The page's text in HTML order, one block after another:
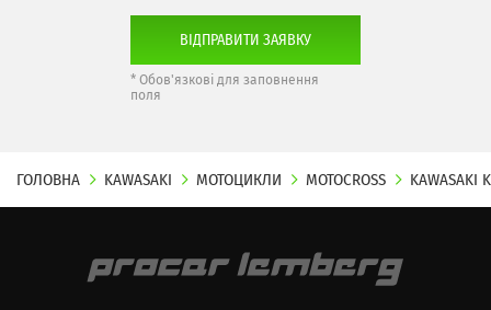
* Обов'язкові для заповнення
поля
ГОЛОВНА KAWASAKI МОТОЦИКЛИ MOTOCROSS KAWASAKI